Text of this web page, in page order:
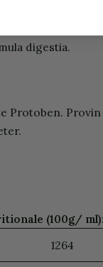
digestia.
Protoben.
(100g/ ml):
1264